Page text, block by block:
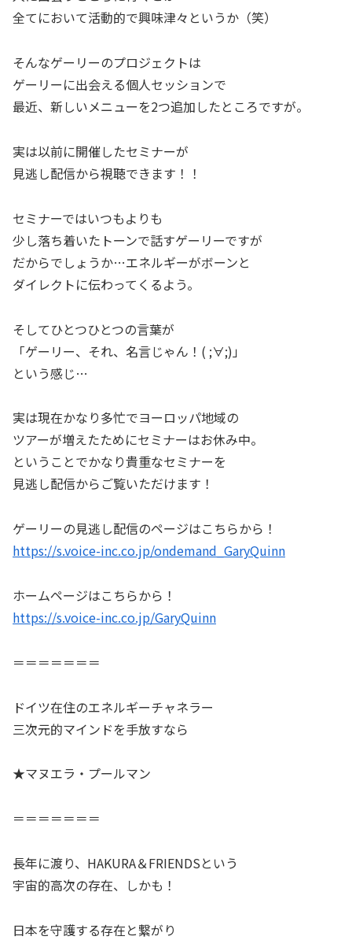
全てにおいて活動的で興味津々というか（笑）
そんなゲーリーのプロジェクトは
ゲーリーに出会える個人セッションで
最近、新しいメニューを2つ追加したところですが。
実は以前に開催したセミナーが
見逃し配信から視聴できます！！
セミナーではいつもよりも
少し落ち着いたトーンで話すゲーリーですが
だからでしょうか…エネルギーがボーンと
ダイレクトに伝わってくるよう。
そしてひとつひとつの言葉が
「ゲーリー、それ、名言じゃん！( ;∀;)」
という感じ…
実は現在かなり多忙でヨーロッパ地域の
ツアーが増えたためにセミナーはお休み中。
ということでかなり貴重なセミナーを
見逃し配信からご覧いただけます！
ゲーリーの見逃し配信のページはこちらから！
https://s.voice-inc.co.jp/ondemand_GaryQuinn
ホームページはこちらから！
https://s.voice-inc.co.jp/GaryQuinn
＝＝＝＝＝＝＝
ドイツ在住のエネルギーチャネラー
三次元的マインドを手放すなら
★マヌエラ・プールマン
＝＝＝＝＝＝＝
長年に渡り、HAKURA＆FRIENDSという
宇宙的高次の存在、しかも！
日本を守護する存在と繋がり